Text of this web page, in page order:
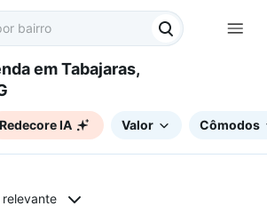
Redecore IA Valor Cômodos
relevante